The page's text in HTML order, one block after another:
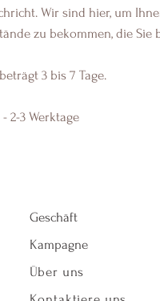
Wir sind hier, um
zu bekommen, die Sie
3 bis 7 Tage.
2-3 Werktage
Geschäft
Kampagne
Über uns